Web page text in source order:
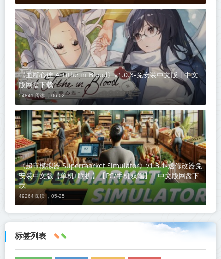
《血断心连 A Tithe in Blood》v1.0.3-免安装中文版丨中文
版网盘下载
54841 阅读 ， 06-02
《超市模拟器 Supermarket Simulator》v1.3.1-送修改器免
安装中文版【单机+联机】【PC/手机双端】丨中文版网盘下
载
49264 阅读 ， 05-25
标签列表